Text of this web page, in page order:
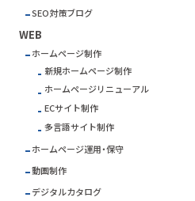
SEO対策ブログ
WEB
ホームページ制作
新規ホームページ制作
ホームページリニューアル
ECサイト制作
多言語サイト制作
ホームページ運用・保守
動画制作
デジタルカタログ